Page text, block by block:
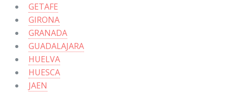
GETAFE
GIRONA
GRANADA
GUADALAJARA
HUELVA
HUESCA
JAEN